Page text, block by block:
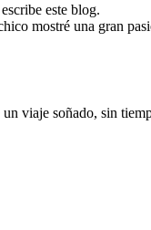
este blog.
mostré una gran
un viaje soñado, sin